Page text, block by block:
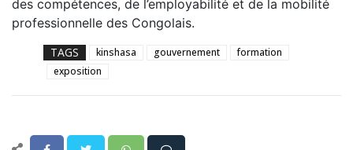
des compétences, de l’employabilité et de la mobilité
professionnelle des Congolais.
TAGS kinshasa gouvernement
formation
exposition